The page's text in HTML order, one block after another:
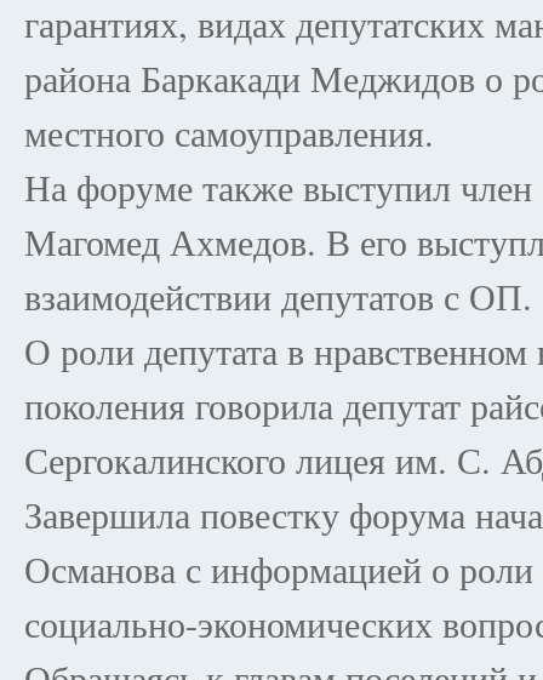
гарантиях, видах депутатских
района Баркакади Меджидов о
местного самоуправления.
На форуме также выступил
Магомед Ахмедов. В его
взаимодействии депутатов с ОП.
О роли депутата в
поколения говорила депутат
Сергокалинского лицея им. С.
Завершила повестку форума
Османова с информацией о
социально-экономических